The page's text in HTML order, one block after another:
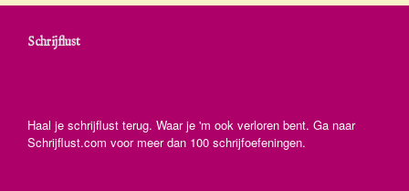
Schrijflust
Haal je schrijflust terug. Waar je 'm ook verloren bent. Ga naar
Schrijflust.com voor meer dan 100 schrijfoefeningen.